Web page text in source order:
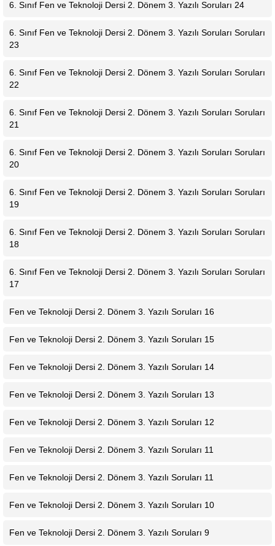
6. Sınıf Fen ve Teknoloji Dersi 2. Dönem 3. Yazılı Soruları 24
6. Sınıf Fen ve Teknoloji Dersi 2. Dönem 3. Yazılı Soruları Soruları
23
6. Sınıf Fen ve Teknoloji Dersi 2. Dönem 3. Yazılı Soruları Soruları
22
6. Sınıf Fen ve Teknoloji Dersi 2. Dönem 3. Yazılı Soruları Soruları
21
6. Sınıf Fen ve Teknoloji Dersi 2. Dönem 3. Yazılı Soruları Soruları
20
6. Sınıf Fen ve Teknoloji Dersi 2. Dönem 3. Yazılı Soruları Soruları
19
6. Sınıf Fen ve Teknoloji Dersi 2. Dönem 3. Yazılı Soruları Soruları
18
6. Sınıf Fen ve Teknoloji Dersi 2. Dönem 3. Yazılı Soruları Soruları
17
Fen ve Teknoloji Dersi 2. Dönem 3. Yazılı Soruları 16
Fen ve Teknoloji Dersi 2. Dönem 3. Yazılı Soruları 15
Fen ve Teknoloji Dersi 2. Dönem 3. Yazılı Soruları 14
Fen ve Teknoloji Dersi 2. Dönem 3. Yazılı Soruları 13
Fen ve Teknoloji Dersi 2. Dönem 3. Yazılı Soruları 12
Fen ve Teknoloji Dersi 2. Dönem 3. Yazılı Soruları 11
Fen ve Teknoloji Dersi 2. Dönem 3. Yazılı Soruları 11
Fen ve Teknoloji Dersi 2. Dönem 3. Yazılı Soruları 10
Fen ve Teknoloji Dersi 2. Dönem 3. Yazılı Soruları 9